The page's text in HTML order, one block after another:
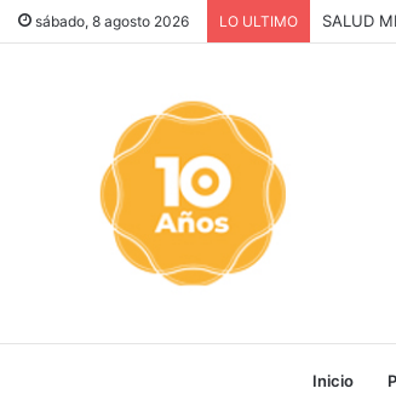
sábado, 8 agosto 2026 LO ULTIMO San
Inicio